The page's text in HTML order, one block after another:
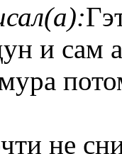
и сам
не